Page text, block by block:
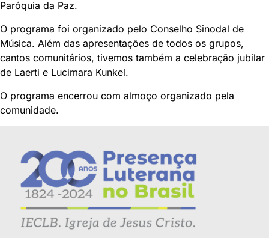
Paróquia da Paz.
O programa foi organizado pelo Conselho Sinodal de
Música. Além das apresentações de todos os grupos,
cantos comunitários, tivemos também a celebração jubilar
de Laerti e Lucimara Kunkel.
O programa encerrou com almoço organizado pela
comunidade.